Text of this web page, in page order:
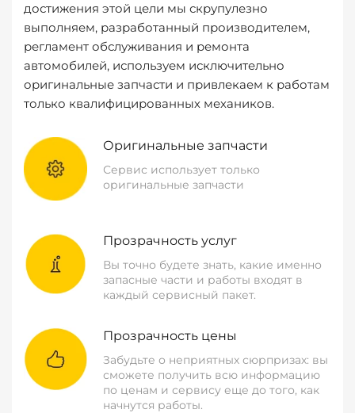
достижения этой цели мы скрупулезно
выполняем, разработанный производителем,
регламент обслуживания и ремонта
автомобилей, используем исключительно
оригинальные запчасти и привлекаем к работам
только квалифицированных механиков.
Оригинальные запчасти
Сервис использует только
оригинальные запчасти
Прозрачность услуг
Вы точно будете знать, какие именно
запасные части и работы входят в
каждый сервисный пакет.
Прозрачность цены
Забудьте о неприятных сюрпризах: вы
сможете получить всю информацию
по ценам и сервису еще до того, как
начнутся работы.